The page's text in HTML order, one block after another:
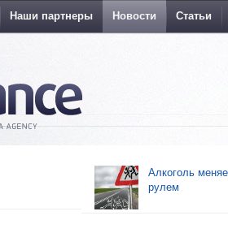
Наши партнеры Новости Статьи
Алкоголь
рулем